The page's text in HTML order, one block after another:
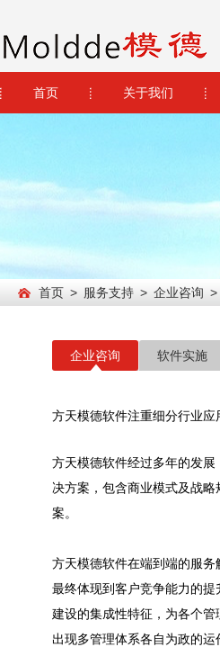
首页 关于我们
首页 > 服务支持 > 企业咨询 >
企业咨询 软件实施
方天模德软件注重细分行业应
方天模德软件经过多年的发
决方案，包含商业模式及战
案。
方天模德软件在端到端的服
最终体现到客户竞争能力的
建设的集成性特征，为各个
出现多管理体系各自为政的运